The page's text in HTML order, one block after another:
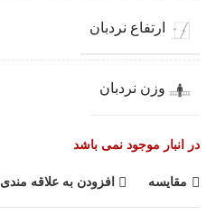
ارتفاع نردبان
وزن نردبان
در انبار موجود نمی باشد
مقایسه افزودن به علاقه مندی